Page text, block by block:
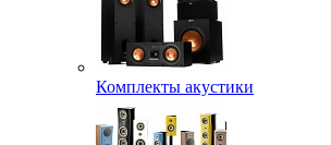
Комплекты акустики